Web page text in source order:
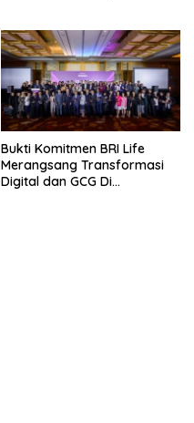
Bukti Komitmen BRI Life
Merangsang Transformasi
Digital dan GCG Di